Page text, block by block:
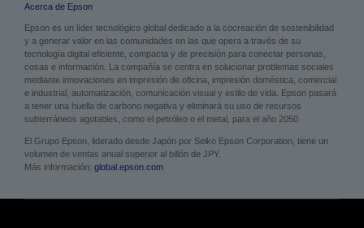
Acerca de Epson
Epson es un líder tecnológico global dedicado a la cocreación de sostenibilidad
y a generar valor en las comunidades en las que opera a través de su
tecnología digital eficiente, compacta y de precisión para conectar personas,
cosas e información. La compañía se centra en solucionar problemas sociales
mediante innovaciones en impresión de oficina, impresión doméstica, comercial
e industrial, automatización, comunicación visual y estilo de vida. Epson pasará
a tener una huella de carbono negativa y eliminará su uso de recursos
subterráneos agotables, como el petróleo o el metal, para el año 2050.
El Grupo Epson, liderado desde Japón por Seiko Epson Corporation, tiene un
volumen de ventas anual superior al billón de JPY.
Más información: global.epson.com